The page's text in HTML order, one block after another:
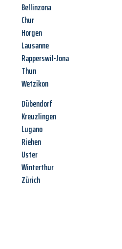
Bellinzona
Chur
Horgen
Lausanne
Rapperswil-Jona
Thun
Wetzikon
Dübendorf
Kreuzlingen
Lugano
Riehen
Uster
Winterthur
Zürich